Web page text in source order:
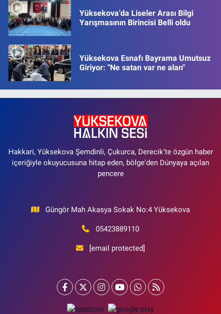
Yüksekova’da Liseler Arası Bilgi
Yarışmasının Birincisi Belli oldu
Yüksekova Esnafı Bayrama Umutsuz
Giriyor: "Ne satan var ne alan"
Hakkari, Yüksekova Şemdinli, Çukurca, Derecik'te özgün haber
içeriğiyle okuyucusuna hitap eden, bölge'den Dünyaya açılan
pencere
Güngör Mah Akasya Sokak No:4 Yüksekova
05423889110
[email protected]